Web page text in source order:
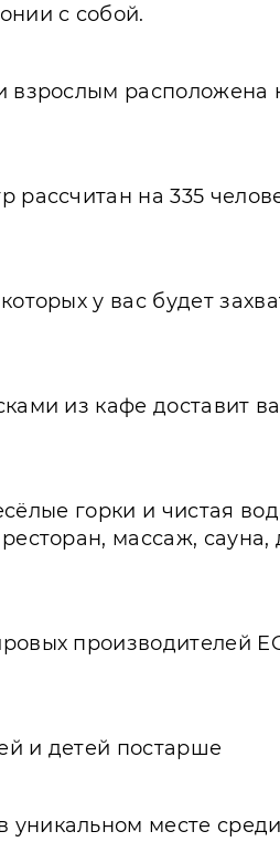
с собой.
на 335
у вас будет
из кафе доставит
горки и чистая
массаж,
производителей
и детей постарше
уникальном месте